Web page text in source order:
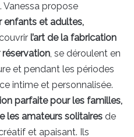
Vanessa propose
enfants et adultes,
l’art de la fabrication
réservation, se déroulent en
et pendant les périodes
intime et personnalisée.
parfaite pour les familles,
les amateurs solitaires de
et apaisant. Ils